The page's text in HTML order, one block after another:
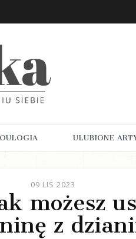
ULUBIONE
09 LIS 2023
możesz
z